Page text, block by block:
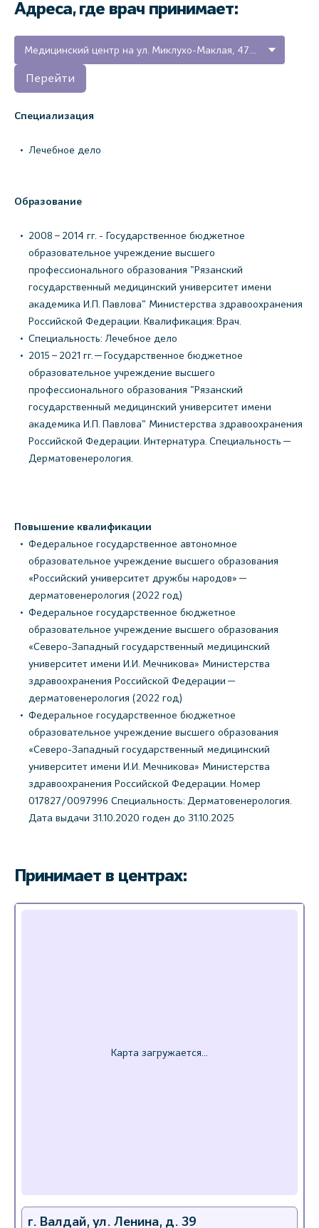
Адреса, где врач принимает:
Медицинский центр на ул. Миклухо-Маклая, 47А (Новгородская область, г. Окуловка)
Перейти
Специализация
Лечебное дело
Образование
2008 – 2014 гг. - Государственное бюджетное
образовательное учреждение высшего
профессионального образования "Рязанский
государственный медицинский университет имени
академика И.П. Павлова" Министерства здравоохранения
Российской Федерации. Квалификация: Врач.
Специальность: Лечебное дело
2015 – 2021 гг. — Государственное бюджетное
образовательное учреждение высшего
профессионального образования "Рязанский
государственный медицинский университет имени
академика И.П. Павлова" Министерства здравоохранения
Российской Федерации. Интернатура. Специальность —
Дерматовенерология.
Повышение квалификации
Федеральное государственное автономное
образовательное учреждение высшего образования
«Российский университет дружбы народов» —
дерматовенерология (2022 год)
Федеральное государственное бюджетное
образовательное учреждение высшего образования
«Северо-Западный государственный медицинский
университет имени И.И. Мечникова» Министерства
здравоохранения Российской Федерации —
дерматовенерология (2022 год)
Федеральное государственное бюджетное
образовательное учреждение высшего образования
«Северо-Западный государственный медицинский
университет имени И.И. Мечникова» Министерства
здравоохранения Российской Федерации. Номер
017827/0097996 Специальность: Дерматовенерология.
Дата выдачи 31.10.2020 годен до 31.10.2025
Принимает в центрах:
г. Валдай, ул. Ленина, д. 39